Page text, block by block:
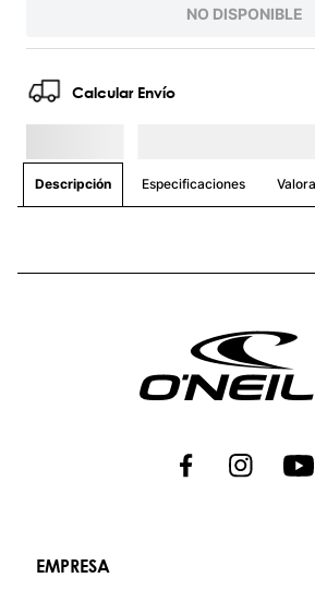
NO DISPONIBLE
Calcular Envío
Descripción Especificaciones
EMPRESA